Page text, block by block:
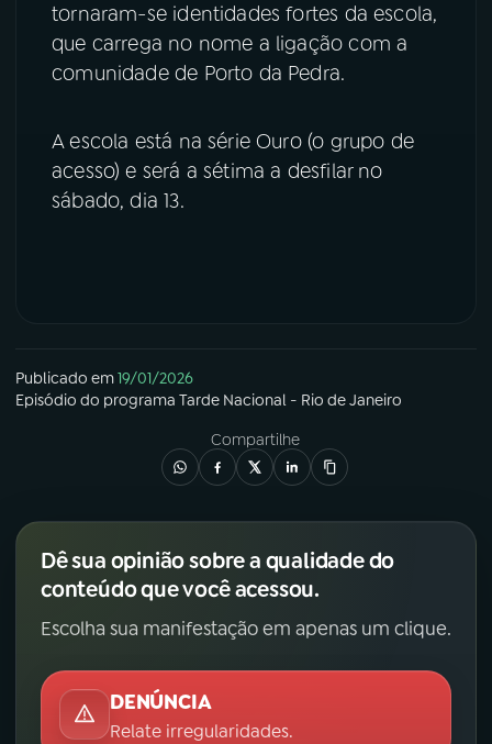
ACOMPANHE A RÁDIO NACIONAL
Instagram X
TikTok
tornaram-se identidades fortes da escola,
que carrega no nome a ligação com a
comunidade de Porto da Pedra.
A escola está na série Ouro (o grupo de
acesso) e será a sétima a desfilar no
sábado, dia 13.
Publicado em19/01/2026
Episódio do programa Tarde Nacional - Rio de Janeiro
Compartilhe
Dê sua opinião sobre a qualidade do
conteúdo que você acessou.
Escolha sua manifestação em apenas um clique.
DENÚNCIA
Relate irregularidades.